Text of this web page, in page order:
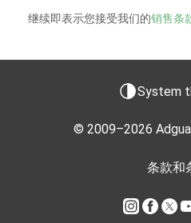
继续即表示您接受我们的销售条
System
© 2009–2026
条款和